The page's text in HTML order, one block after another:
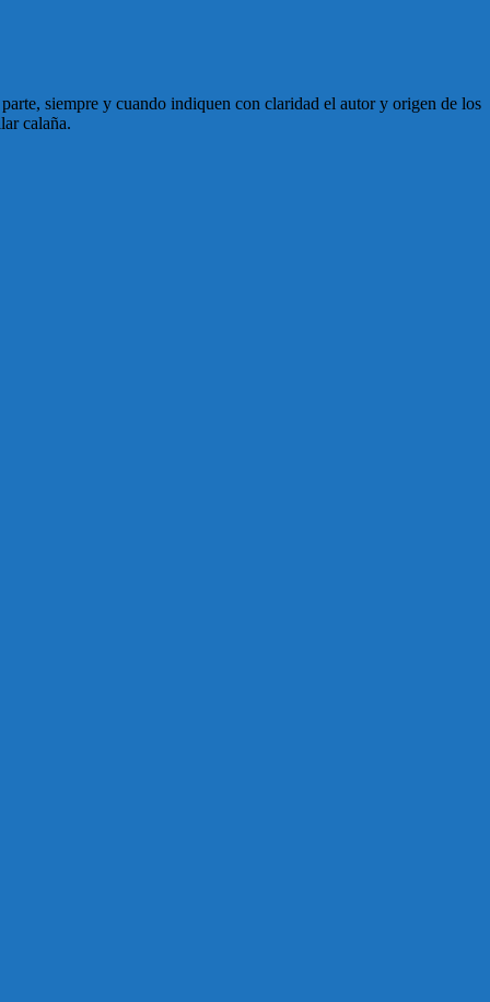
siempre y cuando indiquen con claridad el autor y origen de los
calaña.